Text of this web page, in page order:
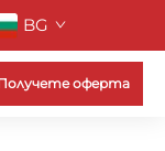
BG
оферта